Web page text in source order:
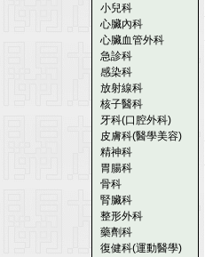
小兒科
心臟內科
心臟血管外科
急診科
感染科
放射線科
核子醫科
牙科(口腔外科)
皮膚科(醫學美容)
精神科
胃腸科
骨科
腎臟科
整形外科
藥劑科
復健科(運動醫學)